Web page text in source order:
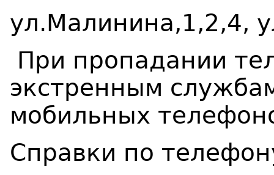
ул.Малинина,1,2,4,
При пропадании
экстренным
мобильных
Справки по